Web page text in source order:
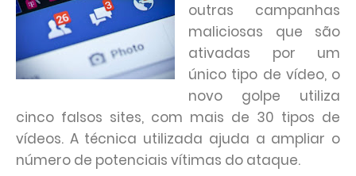
outras campanhas
maliciosas que são
ativadas por um
único tipo de vídeo, o
novo golpe utiliza
cinco falsos sites, com mais de 30 tipos de
vídeos. A técnica utilizada ajuda a ampliar o
número de potenciais vítimas do ataque.